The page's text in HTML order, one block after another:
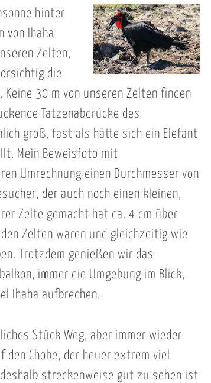
hinter
von Ihaha
Zelten,
die
30 m von unseren Zelten finden
Tatzenabdrücke des
groß, fast als hätte sich ein Elefant
Mein Beweisfoto mit
Umrechnung einen Durchmesser von
der auch noch einen kleinen,
Zelte gemacht hat ca. 4 cm über
Zelten waren und gleichzeitig wie
Trotzdem genießen wir das
immer die Umgebung im Blick,
Ihaha aufbrechen.
Stück Weg, aber immer wieder
den Chobe, der heuer extrem viel
streckenweise gut zu sehen ist